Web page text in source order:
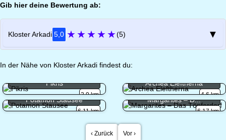
Gib hier deine Bewertung ab:
Kloster Arkadi 5,0 ★★★★★(5) ▼
In der Nähe von Kloster Arkadi findest du:
3.9 km
Pikris
4.6 km
Archea Eleftherna
6.11 km
Potamon Stausee
6.17 km
Margarites – D...
‹ Zurück Vor ›